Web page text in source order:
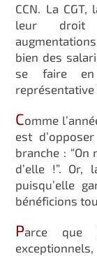
CCN. La CGT,
leur droit
bien des
se faire en
représentative
Comme
est
branche :
d’elle !”. Or,
puisqu’elle
bénéficions
Parce que